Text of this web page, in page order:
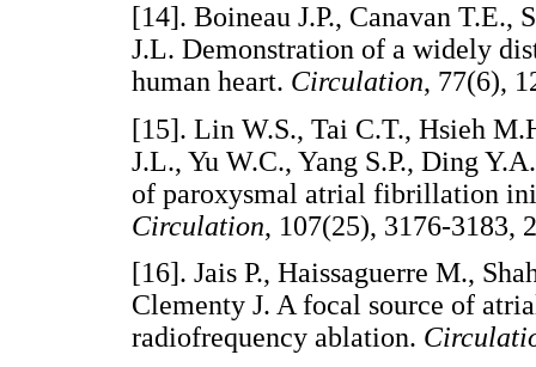
[14]. Boineau J.P., Canavan T.E.,
J.L. Demonstration of a widely
human heart. Circulation, 77(6),
[15]. Lin W.S., Tai C.T., Hsieh
J.L., Yu W.C., Yang S.P., Ding
of paroxysmal atrial fibrillation
Circulation, 107(25), 3176-
[16]. Jais P., Haissaguerre M.,
Clementy J. A focal source of
radiofrequency ablation.